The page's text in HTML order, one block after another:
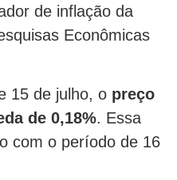
de inflação da
Econômicas
15 de julho, o preço
de 0,18%. Essa
com o período de 16